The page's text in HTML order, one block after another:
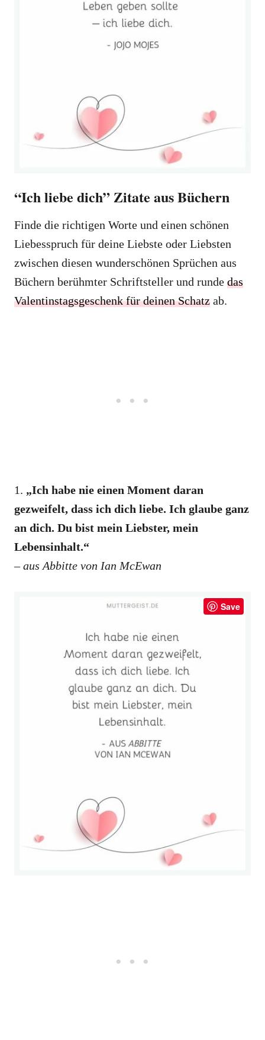
“Ich liebe dich” Zitate aus Büchern
Finde die richtigen Worte und einen schönen
Liebesspruch für deine Liebste oder Liebsten
zwischen diesen wunderschönen Sprüchen aus
Büchern berühmter Schriftsteller und runde das
Valentinstagsgeschenk für deinen Schatz ab.
1. „Ich habe nie einen Moment daran
gezweifelt, dass ich dich liebe. Ich glaube ganz
an dich. Du bist mein Liebster, mein
Lebensinhalt.“
– aus Abbitte von Ian McEwan
Save